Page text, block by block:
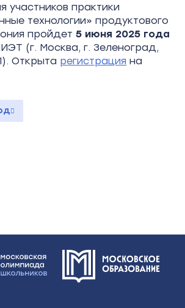
участников практики
технологии» продуктового
пройдет 5 июня 2025 года
(г. Москва, г. Зеленоград,
Открыта регистрация на